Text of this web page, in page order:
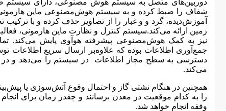
شفاف را ضبط کرده و به سیستم هوش‌مصنوعی ماین هارمونی
آموزش‌دیده، گرد و و غبار را از تصاویر حذف کرده و با
زمین ارائه می‌کند.سیستم کنترل و نظارت ماین هارمونی،
نیز به کمک هوش‌مصنوعی پیشرفته هوآوی پایش می‌کند.
دسترسی به سطح مجاز اطلاعات در سیستم را می‌دهد و در
می‌کند.
همچنین در هنگام نشتی گاز و احتمال وقوع آتش‌سوزی یا
را به کدام موقعیت در معدن برسانند و چقدر زمان برای
وقفه انجام خواهد شد.